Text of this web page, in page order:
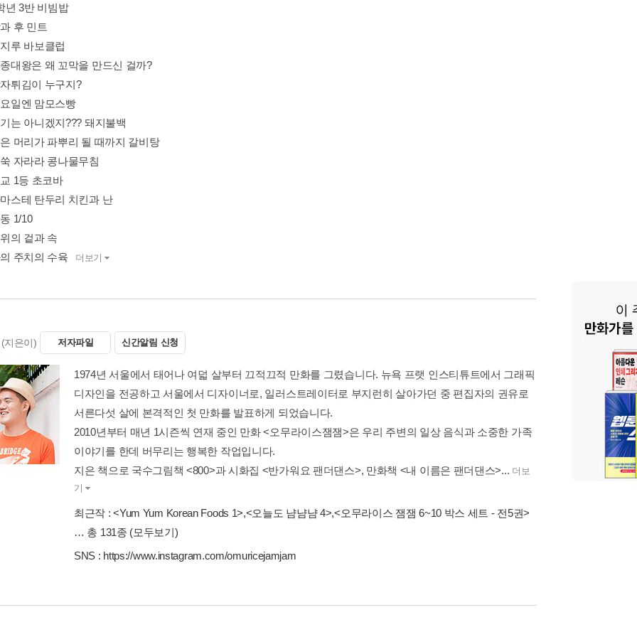
년 3반 비빔밥
후 민트
루 바보클럽
대왕은 왜 꼬막을 만드신 걸까?
튀김이 누구지?
일엔 맘모스빵
는 아니겠지??? 돼지불백
머리가 파뿌리 될 때까지 갈비탕
자라라 콩나물무침
1등 초코바
스테 탄두리 치킨과 난
1/10
의 겉과 속
주치의 수육
더보기
(지은이) 저자파일 신간알림 신청
1974년 서울에서 태어나 여덟 살부터 끄적끄적 만화를 그렸습니다. 뉴욕 프랫 인스티튜트에서 그래픽
디자인을 전공하고 서울에서 디자이너로, 일러스트레이터로 부지런히 살아가던 중 편집자의 권유로
서른다섯 살에 본격적인 첫 만화를 발표하게 되었습니다.
2010년부터 매년 1시즌씩 연재 중인 만화 <오무라이스잼잼>은 우리 주변의 일상 음식과 소중한 가족
이야기를 한데 버무리는 행복한 작업입니다.
지은 책으로 국수그림책 <800>과 시화집 <반가워요 팬더댄스>, 만화책 <내 이름은 팬더댄스>... 더보
기
최근작 :<Yum Yum Korean Foods 1>,<오늘도 냠냠냠 4>,<오무라이스 잼잼 6~10 박스 세트 - 전5권>
… 총 131종 (모두보기)
SNS : https://www.instagram.com/omuricejamjam